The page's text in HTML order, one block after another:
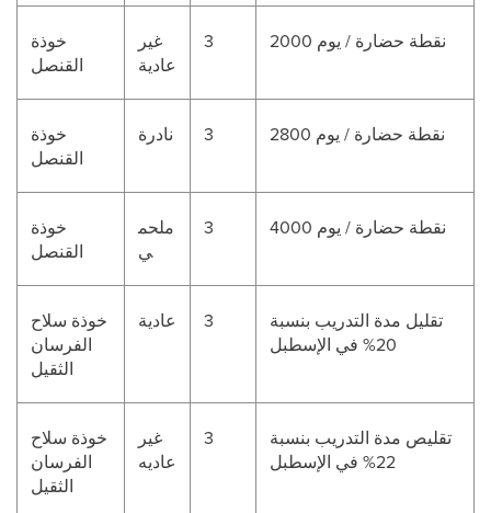
خوذة
القنصل
غير
عادية
3 2000 نقطة حضارة / يوم
خوذة
القنصل
نادرة 3 2800 نقطة حضارة / يوم
خوذة
القنصل
ملحم
ي
3 4000 نقطة حضارة / يوم
خوذة سلاح
الفرسان
الثقيل
عادية 3
تقليل مدة التدريب بنسبة
20% في الإسطبل
خوذة سلاح
الفرسان
الثقيل
غير
عاديه
3
تقليص مدة التدريب بنسبة
22% في الإسطبل